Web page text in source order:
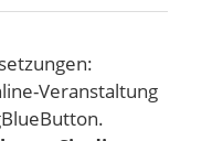
Veranstaltung